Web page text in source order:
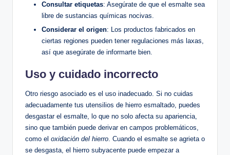
Consultar etiquetas: Asegúrate de que el esmalte⁢ sea
libre de sustancias químicas nocivas.
Considerar el origen: Los productos fabricados‍ en⁣
ciertas⁣ regiones pueden tener regulaciones ⁢más laxas,
así ⁤que asegúrate ⁢de informarte bien.
Uso y cuidado incorrecto
Otro riesgo asociado es el uso inadecuado. Si no cuidas
adecuadamente tus utensilios de hierro esmaltado, puedes
desgastar el esmalte, lo que‌ no solo afecta su apariencia,
⁣sino que también puede derivar en campos ‍problemáticos,​
como el oxidación del hierro. Cuando el esmalte ⁣se agrieta o
se ‌desgasta, el hierro subyacente‌ puede empezar a